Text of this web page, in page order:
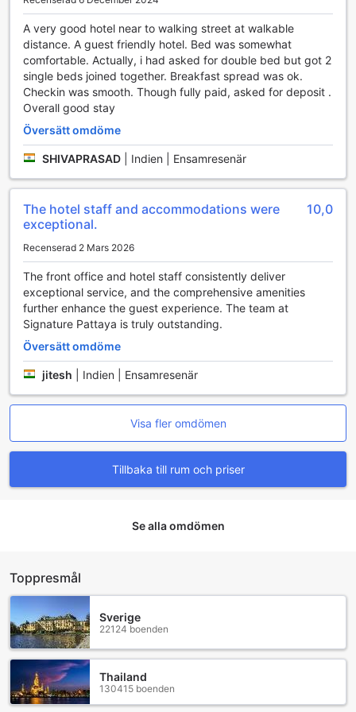
kontakten med nära och kära eller planera dina aktiviteter i
staden. För dem som röker finns även ett särskilt avsett
rökområde, så att alla gäster kan känna sig bekväma och
tillfredsställda under sin vistelse.
Transportmöjligheter på Signature Pattaya
Signature Pattaya erbjuder en rad bekväma
transportmöjligheter som gör din vistelse både smidig och
njutbar. För dem som anländer med flyg, finns det en
smidig flygplatstransfer som säkerställer att du snabbt och
enkelt kan ta dig till hotellet utan krångel. Dessutom kan du
utforska den vackra staden Pattaya med hjälp av hotellets
organiserade turer, vilket ger dig möjlighet att upptäcka
lokala sevärdheter och dolda pärlor med kunniga guider.
För gäster som anländer med bil finns det både valet-
parking och självkörning alternativ tillgängliga. Hotellet
erbjuder en gratis parkeringsplats onsite, vilket ger dig
friheten att utforska området i din egen takt. Om du
föredrar att hyra en bil, finns det även biluthyrningstjänster
tillgängliga, samt en pålitlig taxitjänst för att ta dig till dina
destinationer. Med dessa transportfaciliteter är Signature
Pattaya det perfekta valet för både avkoppling och
äventyr.
Upplev lyxiga rum på Signature Pattaya
På Signature Pattaya kan du förvänta dig en oas av
komfort och stil i varje rum. Varje rum är utrustat med
luftkonditionering som säkerställer en behaglig temperatur,
oavsett vädret utanför. För att ge en extra touch av lyx,
dag av utforskande. Du kan njuta av underhållning på den
moderna TV:n, eller koppla av med en kall dryck från
flaskvatten för att hålla dig hydrerad.
Rummen är också utrustade med en kaffebryggare och
tefaciliteter, vilket gör det enkelt att njuta av en varm dryck
när som helst. För din bekvämlighet finns det även en
hårtork och ett urval av toalettartiklar, så att du alltid
känner dig fräsch. De mörkläggande gardinerna garanterar
en god natts sömn, medan handdukar och extra
bekvämligheter som gratis snabbkaffe och te gör din
A very good hotel near to walking street at walkable
distance. A guest friendly hotel. Bed was somewhat
comfortable. Actually, i had asked for double bed but got 2
single beds joined together. Breakfast spread was ok.
Checkin was smooth. Though fully paid, asked for deposit .
Overall good stay
Översätt omdöme
SHIVAPRASAD Indien | Ensamresenär
The hotel staff and accommodations were
exceptional.
10,0
Recenserad 2 Mars 2026
The front office and hotel staff consistently deliver
exceptional service, and the comprehensive amenities
further enhance the guest experience. The team at
Signature Pattaya is truly outstanding.
Översätt omdöme
jitesh Indien | Ensamresenär
Visa fler omdömen
Tillbaka till rum och priser
Se alla omdömen
Toppresmål
Sverige
22124 boenden
Thailand
130415 boenden